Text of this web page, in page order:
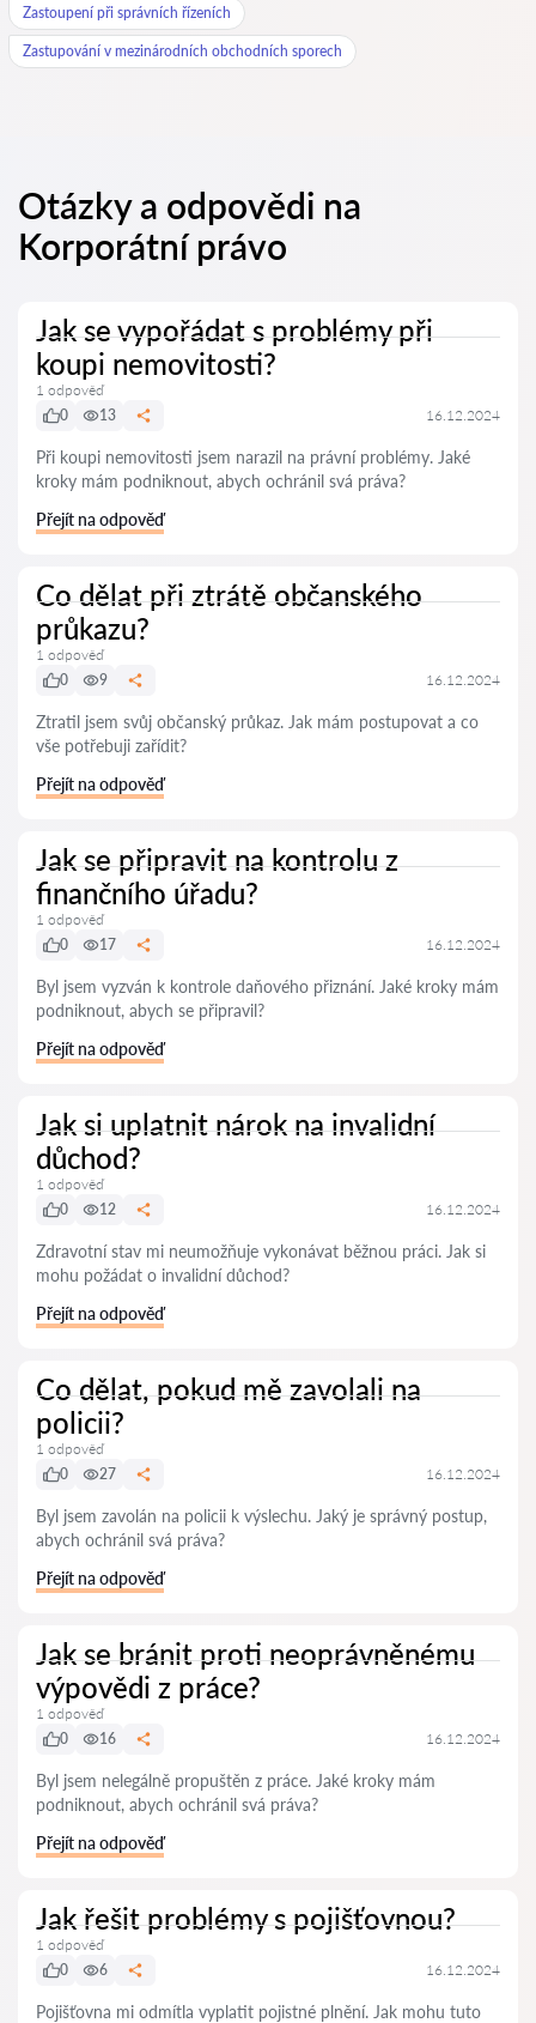
Zastoupení při správních řízeních
Zastupování v mezinárodních obchodních sporech
Otázky a odpovědi na
Korporátní právo
Jak se vypořádat s problémy při
koupi nemovitosti?
1 odpověď
0
13 16.12.2024
Při koupi nemovitosti jsem narazil na právní problémy. Jaké
kroky mám podniknout, abych ochránil svá práva?
Přejít na odpověď
Co dělat při ztrátě občanského
průkazu?
1 odpověď
0
9 16.12.2024
Ztratil jsem svůj občanský průkaz. Jak mám postupovat a co
vše potřebuji zařídit?
Přejít na odpověď
Jak se připravit na kontrolu z
finančního úřadu?
1 odpověď
0
17 16.12.2024
Byl jsem vyzván k kontrole daňového přiznání. Jaké kroky mám
podniknout, abych se připravil?
Přejít na odpověď
Jak si uplatnit nárok na invalidní
důchod?
1 odpověď
0
12 16.12.2024
Zdravotní stav mi neumožňuje vykonávat běžnou práci. Jak si
mohu požádat o invalidní důchod?
Přejít na odpověď
Co dělat, pokud mě zavolali na
policii?
1 odpověď
0
27 16.12.2024
Byl jsem zavolán na policii k výslechu. Jaký je správný postup,
abych ochránil svá práva?
Přejít na odpověď
Jak se bránit proti neoprávněnému
výpovědi z práce?
1 odpověď
0
16 16.12.2024
Byl jsem nelegálně propuštěn z práce. Jaké kroky mám
podniknout, abych ochránil svá práva?
Přejít na odpověď
Jak řešit problémy s pojišťovnou?
1 odpověď
0
6 16.12.2024
Pojišťovna mi odmítla vyplatit pojistné plnění. Jak mohu tuto